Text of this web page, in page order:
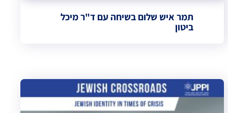
תמר איש שלום בשיחה עם ד"ר מיכל
ביטון